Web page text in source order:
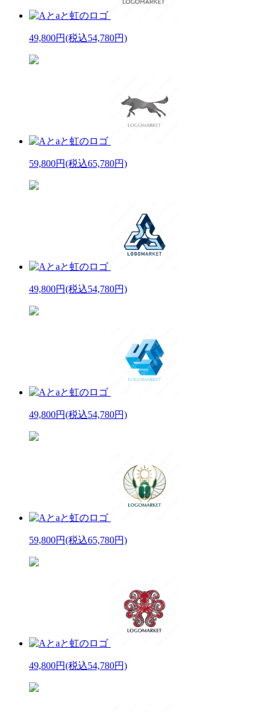
49,800円(税込54,780円)
59,800円(税込65,780円)
49,800円(税込54,780円)
49,800円(税込54,780円)
59,800円(税込65,780円)
49,800円(税込54,780円)